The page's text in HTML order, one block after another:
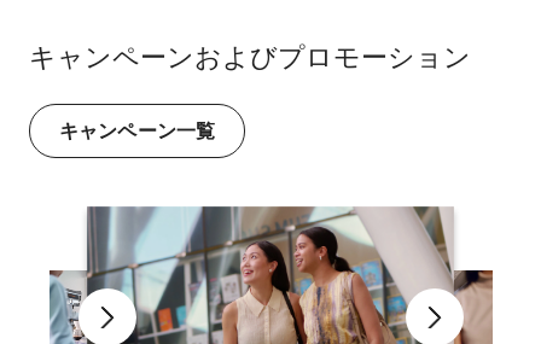
キャンペーンおよびプロモーション
キャンペーン一覧